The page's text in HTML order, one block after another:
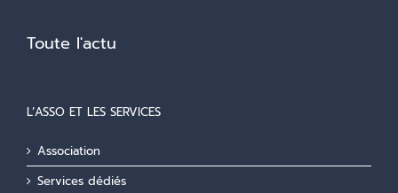
Toute l'actu
L’ASSO ET LES SERVICES
Association
Services dédiés